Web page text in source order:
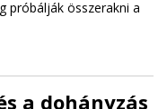
próbálják összerakni a
a dohányzás